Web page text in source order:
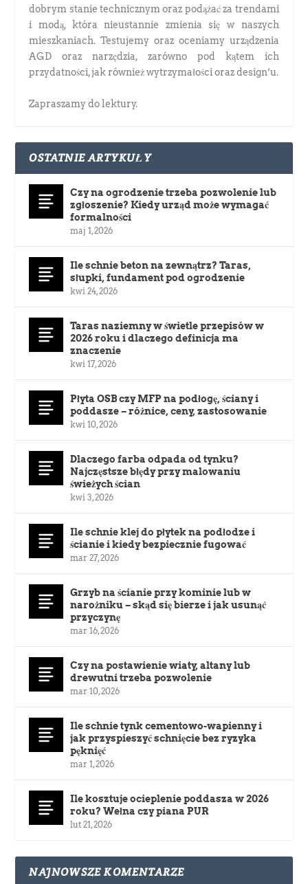
dobrym stanie technicznym oraz podążać za trendami
i modą, która nieustannie zmienia się w naszych
mieszkaniach. Testujemy oraz oceniamy urządzenia
AGD oraz narzędzia, zarówno pod kątem ich
przydatności, jak również wytrzymałości oraz design’u.
Zapraszamy do lektury.
OSTATNIE ARTYKUŁY
Czy na ogrodzenie trzeba pozwolenie lub
zgłoszenie? Kiedy urząd może wymagać
formalności
maj 1, 2026
Ile schnie beton na zewnątrz? Taras,
słupki, fundament pod ogrodzenie
kwi 24, 2026
Taras naziemny w świetle przepisów w
2026 roku i dlaczego definicja ma
znaczenie
kwi 17, 2026
Płyta OSB czy MFP na podłogę, ściany i
poddasze – różnice, ceny, zastosowanie
kwi 10, 2026
Dlaczego farba odpada od tynku?
Najczęstsze błędy przy malowaniu
świeżych ścian
kwi 3, 2026
Ile schnie klej do płytek na podłodze i
ścianie i kiedy bezpiecznie fugować
mar 27, 2026
Grzyb na ścianie przy kominie lub w
narożniku – skąd się bierze i jak usunąć
przyczynę
mar 16, 2026
Czy na postawienie wiaty, altany lub
drewutni trzeba pozwolenie
mar 10, 2026
Ile schnie tynk cementowo-wapienny i
jak przyspieszyć schnięcie bez ryzyka
pęknięć
mar 1, 2026
Ile kosztuje ocieplenie poddasza w 2026
roku? Wełna czy piana PUR
lut 21, 2026
NAJNOWSZE KOMENTARZE